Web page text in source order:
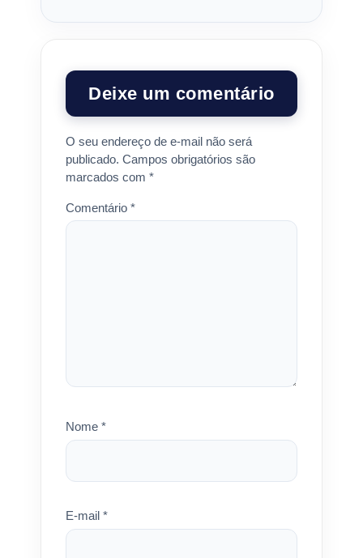
Deixe um comentário
O seu endereço de e-mail não será
publicado. Campos obrigatórios são
marcados com *
Comentário *
Nome *
E-mail *